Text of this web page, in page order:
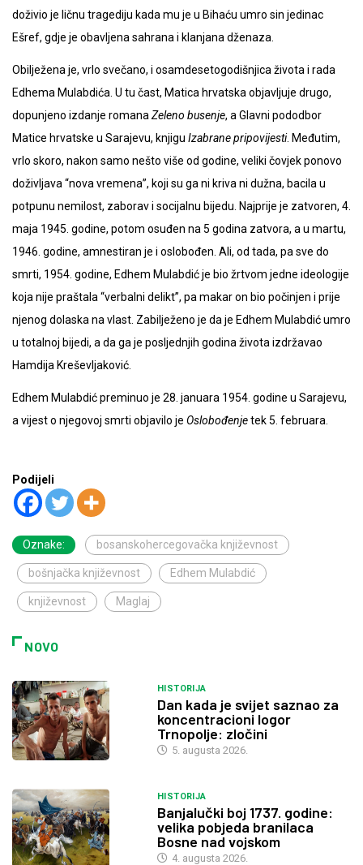
doživio je ličnu tragediju kada mu je u Bihaću umro sin jedinac
Ešref, gdje je obavljena sahrana i klanjana dženaza.
Obilježena je, vrlo svečano, i osamdesetogodišnjica života i rada
Edhema Mulabdića. U tu čast, Matica hrvatska objavljuje drugo,
dopunjeno izdanje romana Zeleno busenje, a Glavni pododbor
Matice hrvatske u Sarajevu, knjigu Izabrane pripovijesti. Međutim,
vrlo skoro, nakon samo nešto više od godine, veliki čovjek ponovo
doživljava “nova vremena”, koji su ga ni kriva ni dužna, bacila u
potpunu nemilost, zaborav i socijalnu bijedu. Najprije je zatvoren, 4.
maja 1945. godine, potom osuđen na 5 godina zatvora, a u martu,
1946. godine, amnestiran je i oslobođen. Ali, od tada, pa sve do
smrti, 1954. godine, Edhem Mulabdić je bio žrtvom jedne ideologije
koja nije praštala “verbalni delikt”, pa makar on bio počinjen i prije
njenog dolaska na vlast. Zabilježeno je da je Edhem Mulabdić umro
u totalnoj bijedi, a da ga je posljednjih godina života izdržavao
Hamdija Kreševljaković.
Edhem Mulabdić preminuo je 28. januara 1954. godine u Sarajevu,
a vijest o njegovoj smrti objavilo je Oslobođenjetek 5. februara.
Podijeli
Oznake: bosanskohercegovačka književnost
bošnjačka književnost Edhem Mulabdić
književnost Maglaj
NOVO
HISTORIJA
Dan kada je svijet saznao za
koncentracioni logor
Trnopolje: zločini
5. augusta 2026.
HISTORIJA
Banjalučki boj 1737. godine:
velika pobjeda branilaca
Bosne nad vojskom
4. augusta 2026.